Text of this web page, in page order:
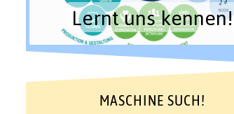
Lernt uns kennen!
MASCHINE SUCH!